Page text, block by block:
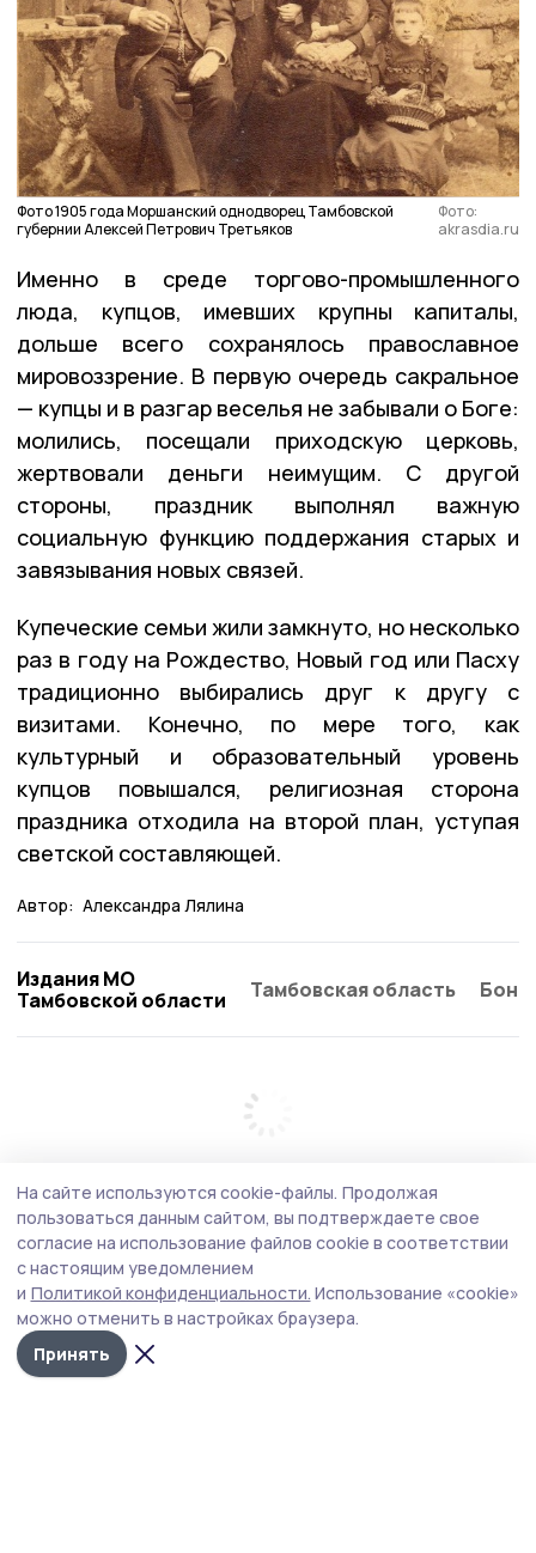
Фото 1905 года Моршанский однодворец Тамбовской
губернии Алексей Петрович Третьяков
Фото:
akrasdia.ru
Именно в среде торгово-промышленного
люда, купцов, имевших крупны капиталы,
дольше всего сохранялось православное
мировоззрение. В первую очередь сакральное
— купцы и в разгар веселья не забывали о Боге:
молились, посещали приходскую церковь,
жертвовали деньги неимущим. С другой
стороны, праздник выполнял важную
социальную функцию поддержания старых и
завязывания новых связей.
Купеческие семьи жили замкнуто, но несколько
раз в году на Рождество, Новый год или Пасху
традиционно выбирались друг к другу с
визитами. Конечно, по мере того, как
культурный и образовательный уровень
купцов повышался, религиозная сторона
праздника отходила на второй план, уступая
светской составляющей.
Автор: Александра Лялина
Издания МО
Тамбовской области
Тамбовская область
На сайте используются cookie-файлы. Продолжая
пользоваться данным сайтом, вы подтверждаете свое
согласие на использование файлов cookie в соответствии
с настоящим уведомлением
и Политикой конфиденциальности. Использование «cookie»
можно отменить в настройках браузера.
Принять